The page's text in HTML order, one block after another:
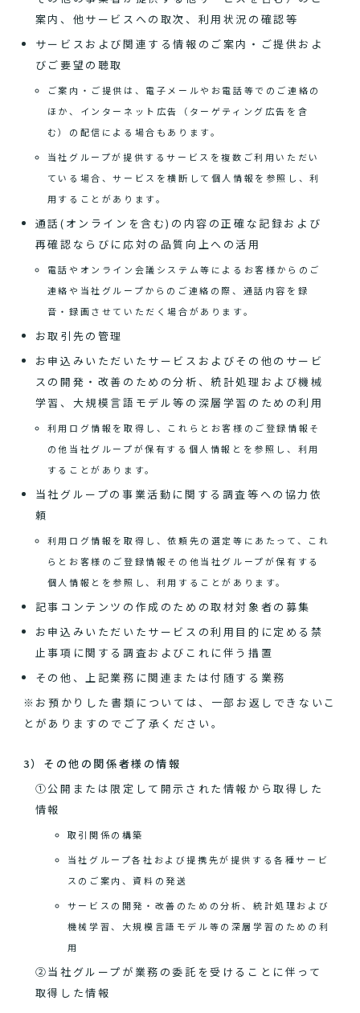
案内、他サービスへの取次、利用状況の確認等
サービスおよび関連する情報のご案内・ご提供およ
びご要望の聴取
ご案内・ご提供は、電子メールやお電話等でのご連絡の
ほか、インターネット広告（ターゲティング広告を含
む）の配信による場合もあります。
当社グループが提供するサービスを複数ご利用いただい
ている場合、サービスを横断して個人情報を参照し、利
用することがあります。
通話(オンラインを含む)の内容の正確な記録および
再確認ならびに応対の品質向上への活用
電話やオンライン会議システム等によるお客様からのご
連絡や当社グループからのご連絡の際、通話内容を録
音・録画させていただく場合があります。
お取引先の管理
お申込みいただいたサービスおよびその他のサービ
スの開発・改善のための分析、統計処理および機械
学習、大規模言語モデル等の深層学習のための利用
利用ログ情報を取得し、これらとお客様のご登録情報そ
の他当社グループが保有する個人情報とを参照し、利用
することがあります。
当社グループの事業活動に関する調査等への協力依
頼
利用ログ情報を取得し、依頼先の選定等にあたって、これ
らとお客様のご登録情報その他当社グループが保有する
個人情報とを参照し、利用することがあります。
記事コンテンツの作成のための取材対象者の募集
お申込みいただいたサービスの利用目的に定める禁
止事項に関する調査およびこれに伴う措置
その他、上記業務に関連または付随する業務
※お預かりした書類については、一部お返しできないこ
とがありますのでご了承ください。
3）その他の関係者様の情報
①公開または限定して開示された情報から取得した
情報
取引関係の構築
当社グループ各社および提携先が提供する各種サービ
スのご案内、資料の発送
サービスの開発・改善のための分析、統計処理および
機械学習、大規模言語モデル等の深層学習のための利
用
②当社グループが業務の委託を受けることに伴って
取得した情報